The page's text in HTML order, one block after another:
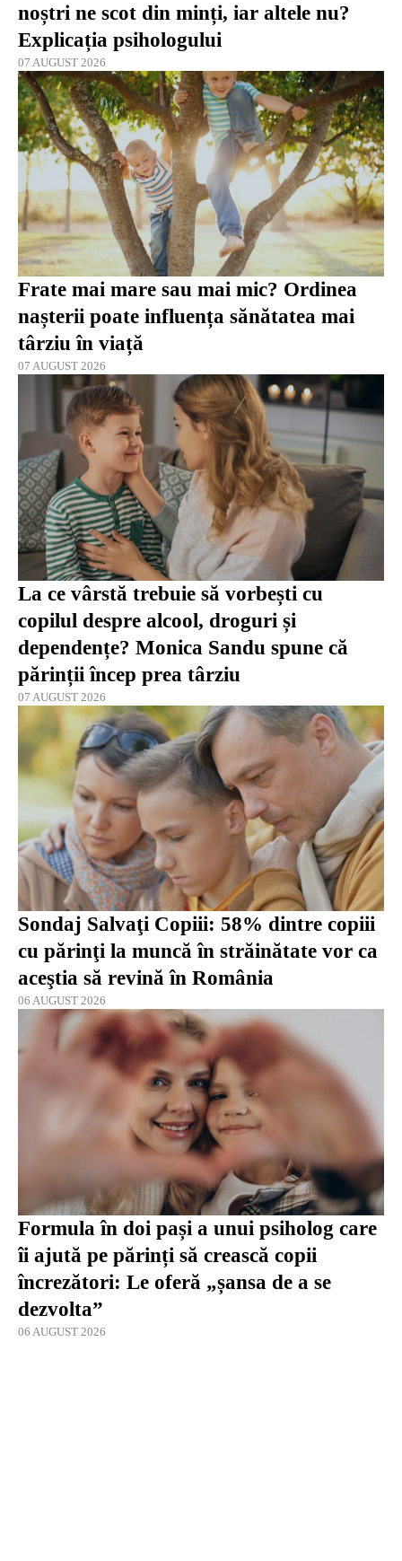
noștri ne scot din minți, iar altele nu?
Explicația psihologului
07 AUGUST 2026
Frate mai mare sau mai mic? Ordinea
nașterii poate influența sănătatea mai
târziu în viață
07 AUGUST 2026
La ce vârstă trebuie să vorbești cu
copilul despre alcool, droguri și
dependențe? Monica Sandu spune că
părinții încep prea târziu
07 AUGUST 2026
Sondaj Salvaţi Copiii: 58% dintre copiii
cu părinţi la muncă în străinătate vor ca
aceştia să revină în România
06 AUGUST 2026
Formula în doi pași a unui psiholog care
îi ajută pe părinți să crească copii
încrezători: Le oferă „șansa de a se
dezvolta”
06 AUGUST 2026